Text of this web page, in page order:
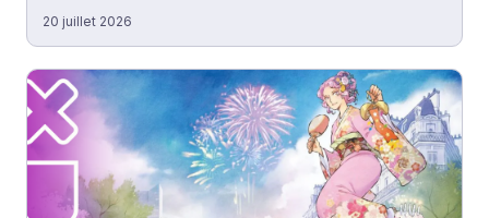
20 juillet 2026